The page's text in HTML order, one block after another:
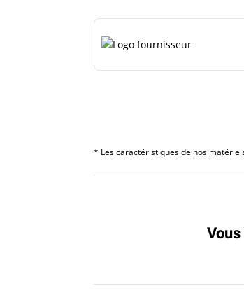
* Les caractéristiques de nos